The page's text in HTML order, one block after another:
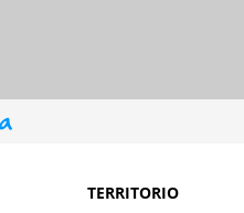
TERRITORIO